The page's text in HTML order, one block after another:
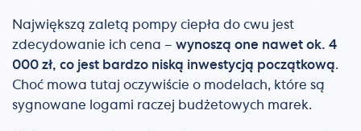
Największą zaletą pompy ciepła do cwu jest
zdecydowanie ich cena – wynoszą one nawet ok. 4
000 zł, co jest bardzo niską inwestycją początkową.
Choć mowa tutaj oczywiście o modelach, które są
sygnowane logami raczej budżetowych marek.